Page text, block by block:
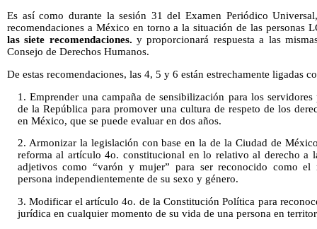
Es así como durante la sesión 31 del Examen Periódico
recomendaciones a México en torno a la situación de las personas
las siete recomendaciones. y proporcionará respuesta a las
Consejo de Derechos Humanos.
De estas recomendaciones, las 4, 5 y 6 están estrechamente ligadas
1. Emprender una campaña de sensibilización para los
de la República para promover una cultura de respeto de los
en México, que se puede evaluar en dos años.
2. Armonizar la legislación con base en la de la Ciudad de
reforma al artículo 4o. constitucional en lo relativo al derecho a
adjetivos como “varón y mujer” para ser reconocido como el
persona independientemente de su sexo y género.
3. Modificar el artículo 4o. de la Constitución Política para
jurídica en cualquier momento de su vida de una persona en